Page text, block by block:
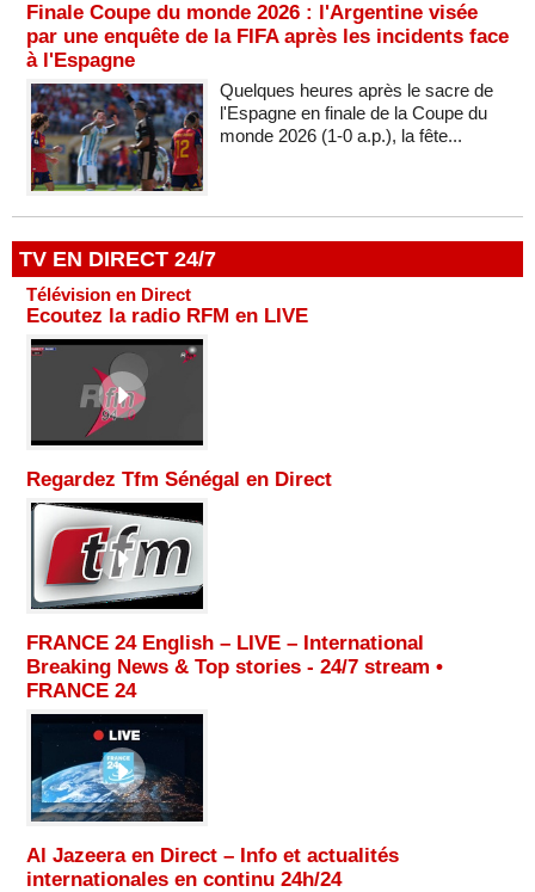
Finale Coupe du monde 2026 : l'Argentine visée
par une enquête de la FIFA après les incidents face
à l'Espagne
Quelques heures après le sacre de
l'Espagne en finale de la Coupe du
monde 2026 (1-0 a.p.), la fête...
TV EN DIRECT 24/7
Télévision en Direct
Ecoutez la radio RFM en LIVE
Regardez Tfm Sénégal en Direct
FRANCE 24 English – LIVE – International
Breaking News & Top stories - 24/7 stream •
FRANCE 24
Al Jazeera en Direct – Info et actualités
internationales en continu 24h/24